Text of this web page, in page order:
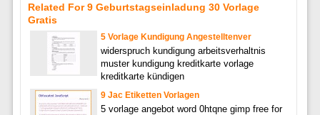
Related For 9 Geburtstagseinladung 30 Vorlage
Gratis
5 Vorlage Kundigung Angestelltenver
widerspruch kundigung arbeitsverhaltnis
muster kundigung kreditkarte vorlage
kreditkarte kündigen
9 Jac Etiketten Vorlagen
5 vorlage angebot word 0htqne gimp free for